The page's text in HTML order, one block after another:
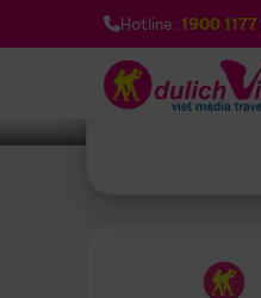
Hotline: 1900 1177
Bạn muốn đi đâu?